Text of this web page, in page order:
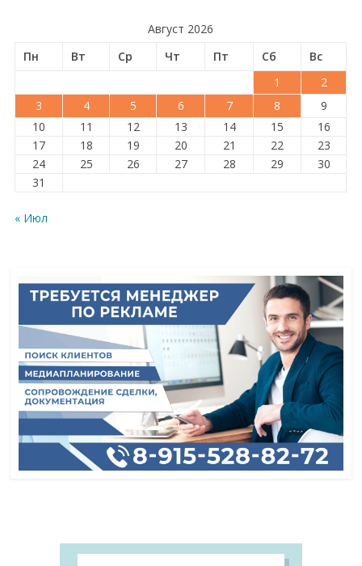
Август 2026
Пн
Вт Ср Чт Пт Сб
Вс
1
2
3
4 5 6 7 8
9
10
11 12 13 14 15
16
17
18 19 20 21 22
23
24
25 26 27 28 29
30
31
« Июл